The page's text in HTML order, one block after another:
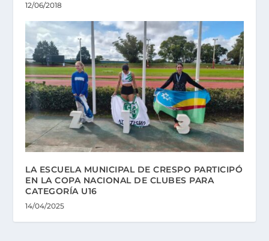
12/06/2018
LA ESCUELA MUNICIPAL DE CRESPO PARTICIPÓ
EN LA COPA NACIONAL DE CLUBES PARA
CATEGORÍA U16
14/04/2025